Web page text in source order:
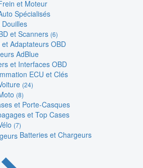
et Moteur
Spécialisés
et Scanners (6)
Adaptateurs OBD
AdBlue
et Interfaces OBD
ECU et Clés
(24)
(8)
et Porte-Casques
et Top Cases
(7)
Batteries et Chargeurs